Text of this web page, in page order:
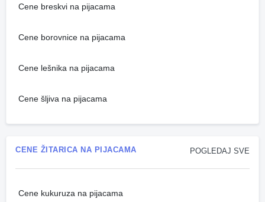
Cene breskvi na pijacama
Cene borovnice na pijacama
Cene lešnika na pijacama
Cene šljiva na pijacama
POGLEDAJ SVE
CENE ŽITARICA NA PIJACAMA
Cene kukuruza na pijacama